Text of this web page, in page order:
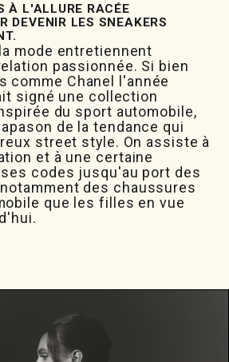
À L'ALLURE RACÉE
DEVENIR LES SNEAKERS
mode entretiennent
passionnée. Si bien
comme Chanel l'année
signé une collection
du sport automobile,
de la tendance qui
street style. On assiste à
et à une certaine
codes jusqu'au port des
des chaussures
que les filles en vue